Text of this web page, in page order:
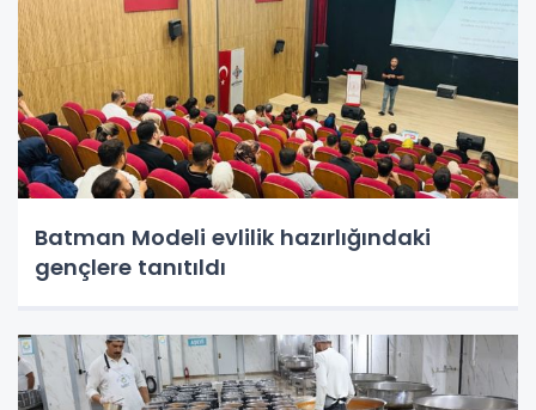
Batman Modeli evlilik hazırlığındaki
gençlere tanıtıldı